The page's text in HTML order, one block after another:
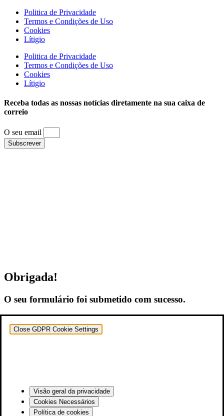
Politica de Privacidade
Termos e Condições de Uso
Cookies
Lítigio
Politica de Privacidade
Termos e Condições de Uso
Cookies
Lítigio
Receba todas as nossas notícias diretamente na sua caixa de
correio
O seu email
Subscrever
Obrigada!
O seu formulário foi submetido com sucesso.
Close GDPR Cookie Settings
Visão geral da privacidade
Cookies Necessários
Política de cookies